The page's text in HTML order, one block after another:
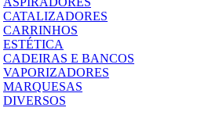
CATALIZADORES
CARRINHOS
ESTÉTICA
CADEIRAS E BANCOS
VAPORIZADORES
MARQUESAS
DIVERSOS